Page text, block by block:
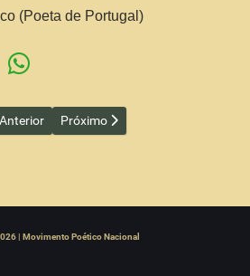
(Poeta de Portugal)
Media
anterior: Eny Lara (Cantora)
Anterior Próximo artigo: Frances de
Próximo
| Movimento Poético Nacional